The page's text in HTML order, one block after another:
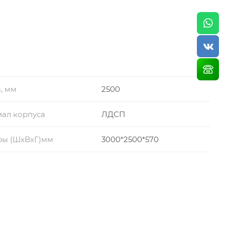
мм 2500
корпуса ЛДСП
(ШхВхГ)мм 3000*2500*570